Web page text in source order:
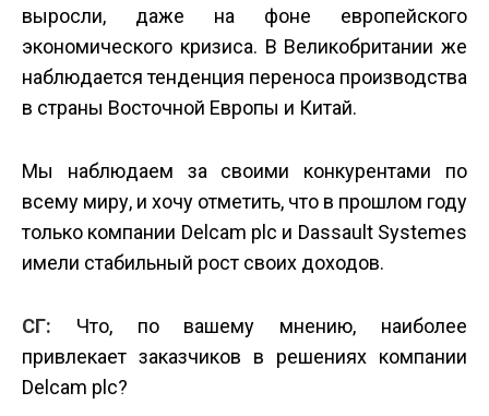
выросли, даже на фоне европейского
экономического кризиса. В Великобритании же
наблюдается тенденция переноса производства
в страны Восточной Европы и Китай.
Мы наблюдаем за своими конкурентами по
всему миру, и хочу отметить, что в прошлом году
только компании Delcam plc и Dassault Systemes
имели стабильный рост своих доходов.
СГ: Что, по вашему мнению, наиболее
привлекает заказчиков в решениях компании
Delcam plc?